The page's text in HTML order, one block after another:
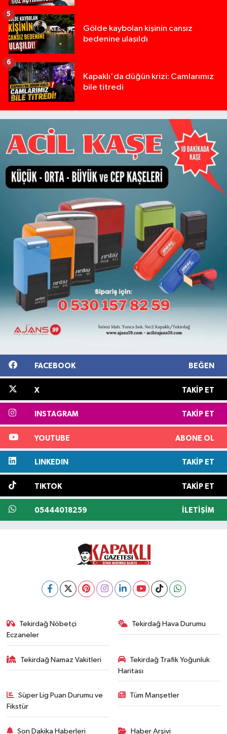
Gölde kaybolan kişinin cansız
bedenine ulaşıldı
5
Kapaklı'da düğün krizi: Camlarımız
bile titredi
6
FACEBOOK BEĞEN
X TAKIP ET
INSTAGRAM TAKIP ET
YOUTUBE ABONE OL
LINKEDIN TAKIP ET
TIKTOK TAKIP ET
05444018259 İLETIŞIM
Tekirdağ Nöbetçi
Eczaneler
Tekirdağ Hava Durumu
Tekirdağ Namaz Vakitleri
Tekirdağ Trafik Yoğunluk
Haritası
Süper Lig Puan Durumu ve
Fikstür
Tüm Manşetler
Son Dakika Haberleri Haber Arşivi